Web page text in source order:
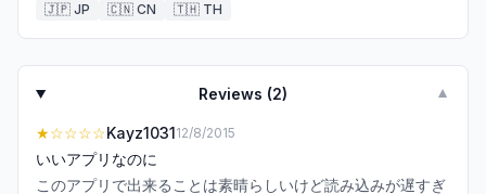
🇯🇵 JP 🇨🇳 CN 🇹🇭 TH
Reviews (2) ▼
★☆☆☆☆Kayz103112/8/2015
いいアプリなのに
このアプリで出来ることは素晴らしいけど読み込みが遅すぎ